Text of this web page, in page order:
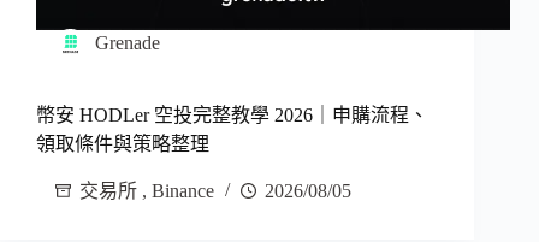
Grenade
幣安 HODLer 空投完整教學 2026｜申購流程、
領取條件與策略整理
交易所 , Binance 2026/08/05